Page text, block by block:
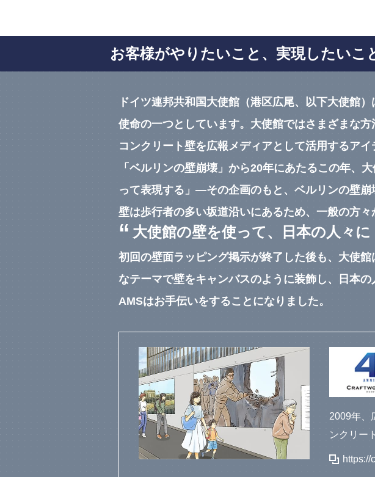
お客様がやりたいこと、実現したいこ
ドイツ連邦共和国大使館（港区広尾、以下大使館
使命の一つとしています。大使館ではさまざまな
コンクリート壁を広報メディアとして活用するアイ
「ベルリンの壁崩壊」から20年にあたるこの年、
って表現する」—その企画のもと、ベルリンの壁崩
壁は歩行者の多い坂道沿いにあるため、一般の方
“ 大使館の壁を使って、日本の人々
初回の壁面ラッピング掲示が終了した後も、大使
なテーマで壁をキャンバスのように装飾し、日本
AMSはお手伝いをすることになりました。
2009年、
ンクリー
https://